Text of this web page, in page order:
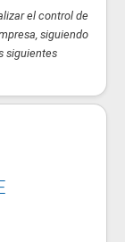
el control de
siguiendo
siguientes